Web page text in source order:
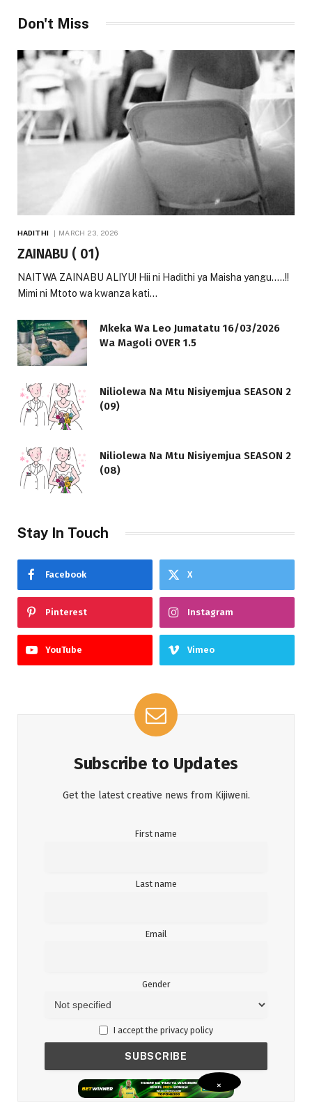
Don't Miss
HADITHI MARCH 23, 2026
ZAINABU ( 01)
NAITWA ZAINABU ALIYU! Hii ni Hadithi ya Maisha yangu…..!!
Mimi ni Mtoto wa kwanza kati…
Mkeka Wa Leo Jumatatu 16/03/2026
Wa Magoli OVER 1.5
Niliolewa Na Mtu Nisiyemjua SEASON 2
(09)
Niliolewa Na Mtu Nisiyemjua SEASON 2
(08)
Stay In Touch
Facebook X
Pinterest Instagram
YouTube Vimeo
Subscribe to Updates
Get the latest creative news from Kijiweni.
First name
Last name
Email
Gender
I accept the privacy policy
×